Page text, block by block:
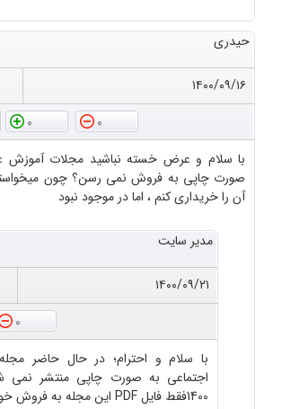
حیدری
۱۴۰۰/۰۹/۱۶
0
0
با سلام و عرض خسته نباشید مجلات آموزش
صورت چاپی به فروش نمی رسن؟ چون
آن را خریداری کنم ، اما در موجود نبود
مدیر سایت
۱۴۰۰/۰۹/۲۱
0
با سلام و احترام؛ در حال حاضر
اجتماعی به صورت چاپی منتشر نمی
1400فقط فایل PDF این مجله به فروش خواهد رسید.